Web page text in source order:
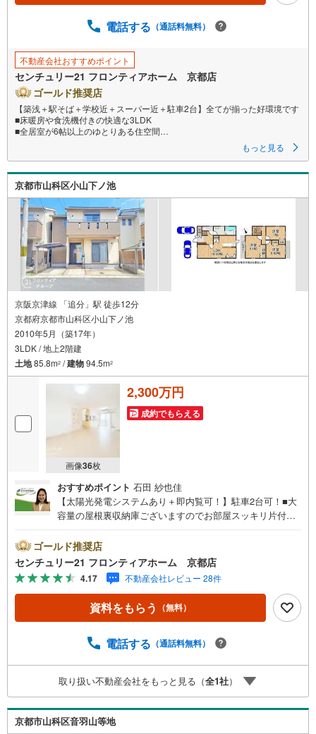
電話する （通話料無料）
不動産会社おすすめポイント
センチュリー21 フロンティアホーム 京都店
ゴールド推奨店
【築浅＋駅そば＋学校近＋スーパー近＋駐車2台】全てが揃った好環境です
■床暖房や食洗機付きの快適な3LDK
■全居室が6帖以上のゆとりある住空間
特徴
・雨の日も安心な浴室乾燥機や追焚機能付きバスを搭載
・TVモニター付きインターホンで防犯面も安心
・床下収納やシューズボックスなど収納豊富
・平坦な地勢で毎日の暮らしをサポート
立地
・京都市立鏡山小学校まで徒歩約3分
・京都市立花山中学校まで徒歩約3分
弊社が選ばれる理由
1.お金の扱い方のプロ、ファイナンシャルプランナーが資金計画をサポー
ト！
2.買い替えなどに対応できる売却専門チームあり！
3.たくさんの銀行と繋がりがあるため、最も低金利になるように審査が可
能！
4.物件のお引渡し後に必要になったお家のリフォームも弊社のリフォームプ
ランナーがご提案！
5.定期的にご連絡を繋ぎ、有事の際に迅速にサポートいたします
弊社は専門家同士が連携をとっているため、より多くの知見がございます
もっと見る
京都市山科区小山下ノ池
京阪京津線 「追分」駅 徒歩12分
京都府京都市山科区小山下ノ池
2010年5月（築17年）
3LDK / 地上2階建
土地85.8m2 /建物94.5m2
画像36枚
2,300万円
成約でもらえる
おすすめポイント 石田 紗也佳
【太陽光発電システムあり＋即内覧可！】駐車2台可！■大
容量の屋根裏収納庫ございますのでお部屋スッキリ片付き
子様の様子を見ながらお料理ができますね 特徴・全室収納
ありなので荷物の多い方に嬉しいですね！・全居室6帖以上
でゆとりある暮らしをどうぞ！・ローソン音羽記念病院店
まで徒歩約4分でちょっとしたお買い物も便利です 立地・
大塚小学校まで徒歩約11分・音羽中学校まで徒歩約15分 弊
社が選ばれる理由 1.お金の扱い方のプロ、ファイナンシャ
対応できる売却専門チームあり！3.たくさんの銀行と繋が
件のお引渡し後に必要になったお家のリフォームも弊社の
リフォームプランナーがご提案！5.定期的にご連絡を繋
ぎ、有事の際に迅速にサポートいたします弊社は専門家同
士が連携をとっているため、より多くの知見がございま
す。お気軽にお問合せください！
ゴールド推奨店
センチュリー21 フロンティアホーム 京都店
4.17 不動産会社レビュー 28件
資料をもらう （無料）
電話する （通話料無料）
取り扱い不動産会社をもっと見る（全1社）
京都市山科区音羽山等地